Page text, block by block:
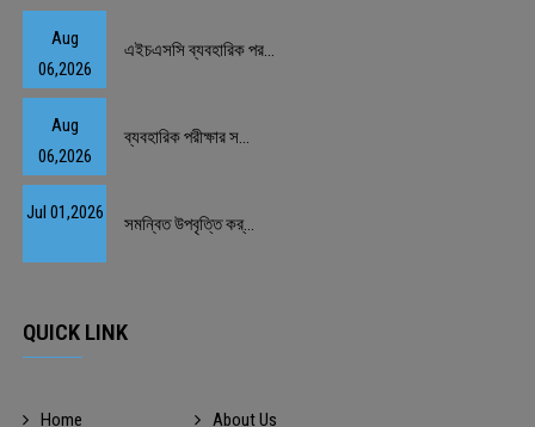
Aug
06,2026
এইচএসসি ব্যবহারিক পর...
Aug
06,2026
ব্যবহারিক পরীক্ষার স...
Jul 01,2026
সমন্বিত উপবৃত্তি কর্...
QUICK LINK
Home
About Us